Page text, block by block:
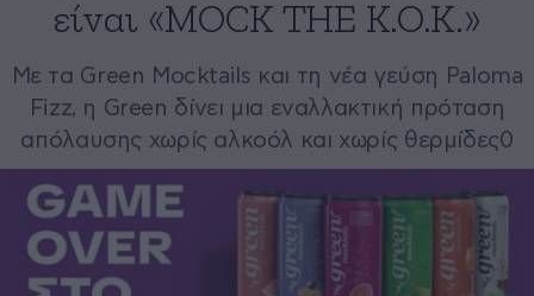
είναι «MOCK THE K.O.K.»
Με τα Green Mocktails και τη νέα γεύση Paloma
Fizz, η Green δίνει μια εναλλακτική πρόταση
απόλαυσης χωρίς αλκοόλ και χωρίς θερμίδες0